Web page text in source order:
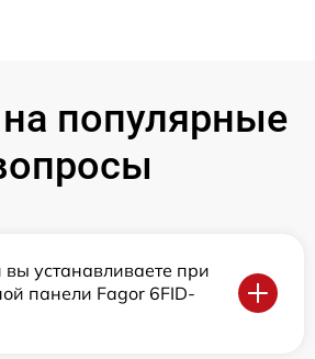
популярные
вы устанавливаете при
панели Fagor 6FID-